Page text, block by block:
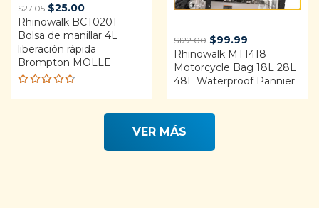
$27.05 Original
price
was:
$27.05.
$25.00Current
price
is:
$25.00.
Rhinowalk BCT0201
Bolsa de manillar 4L
liberación rápida
Brompton MOLLE
Rated
$122.00 Original
price
was:
$122.00.
$99.99
price
is:
$99.99.
Rhinowalk MT1418
Motorcycle Bag 18L 28L
48L Waterproof Pannier
VER MÁS